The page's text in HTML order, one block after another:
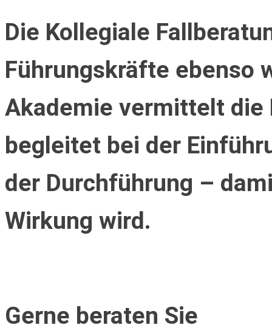
Die Kollegiale
Führungskräfte ebenso
Akademie vermittelt die
begleitet bei der
der Durchführung –
Wirkung wird.
Gerne beraten Sie